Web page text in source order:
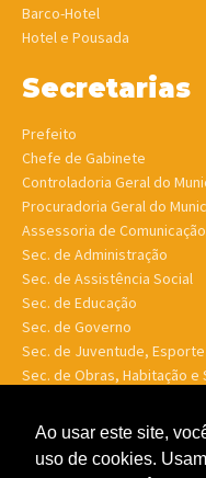
Barco-Hotel
Hotel e Pousada
Secretarias
Prefeito
Chefe de Gabinete
Controladoria Geral do
Procuradoria Geral do
Assessoria de Comunicação
Sec. de Administração
Sec. de Assistência Social
Sec. de Educação
Sec. de Governo
Sec. de Juventude,
Sec. de Obras, Habitação e
Sec. de Saúde
Sec. de Turismo
Sec. de Meio Ambiente,
Ao usar este site,
uso de cookies.